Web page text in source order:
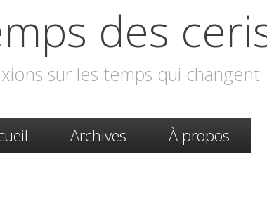
des
sur les temps qui changent
Archives À propos